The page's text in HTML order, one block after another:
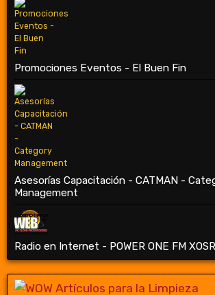
Promociones Eventos - El Buen Fin
Asesorías Capacitación - CATMAN -
Management
Radio en Internet - POWER ONE FM XOSR